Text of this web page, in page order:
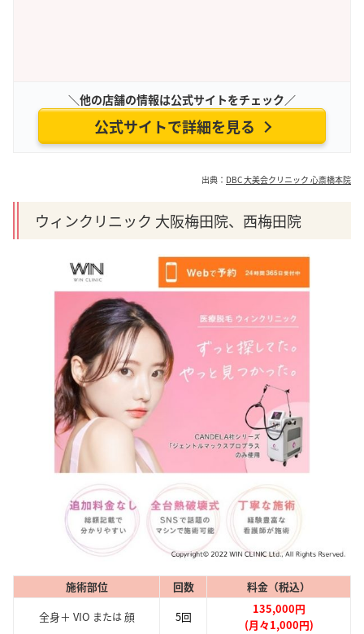
＼他の店舗の情報は公式サイトをチェック／
公式サイトで詳細を見る
出典： DBC 大美会クリニック 心斎橋本院
ウィンクリニック 大阪梅田院、西梅田院
施術部位 回数
料金（税込）
全身＋ VIO または顔 5回
135,000円
(月々1,000円)